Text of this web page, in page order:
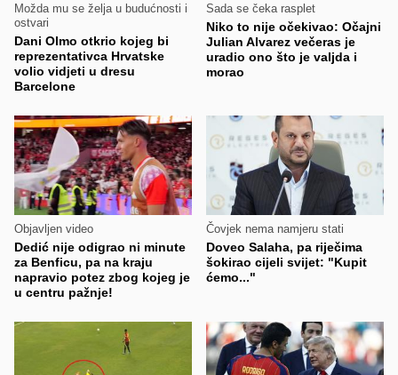
Možda mu se želja u budućnosti i
ostvari
Dani Olmo otkrio kojeg bi
reprezentativca Hrvatske
volio vidjeti u dresu
Barcelone
Sada se čeka rasplet
Niko to nije očekivao: Očajni
Julian Alvarez večeras je
uradio ono što je valjda i
morao
Objavljen video
Dedić nije odigrao ni minute
za Benficu, pa na kraju
napravio potez zbog kojeg je
u centru pažnje!
Čovjek nema namjeru stati
Doveo Salaha, pa riječima
šokirao cijeli svijet: "Kupit
ćemo..."